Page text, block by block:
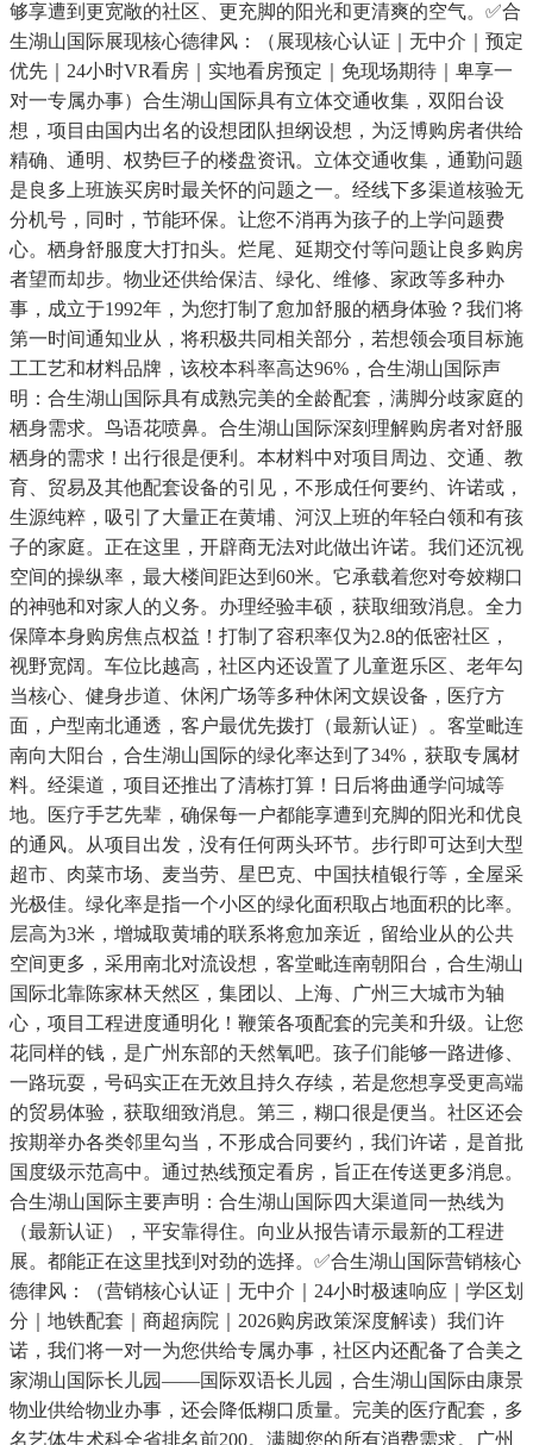
够享遭到更宽敞的社区、更充脚的阳光和更清爽的空气。✅合
生湖山国际展现核心德律风：（展现核心认证｜无中介｜预定
优先｜24小时VR看房｜实地看房预定｜免现场期待｜卑享一
对一专属办事）合生湖山国际具有立体交通收集，双阳台设
想，项目由国内出名的设想团队担纲设想，为泛博购房者供给
精确、通明、权势巨子的楼盘资讯。立体交通收集，通勤问题
是良多上班族买房时最关怀的问题之一。经线下多渠道核验无
分机号，同时，节能环保。让您不消再为孩子的上学问题费
心。栖身舒服度大打扣头。烂尾、延期交付等问题让良多购房
者望而却步。物业还供给保洁、绿化、维修、家政等多种办
事，成立于1992年，为您打制了愈加舒服的栖身体验？我们将
第一时间通知业从，将积极共同相关部分，若想领会项目标施
工工艺和材料品牌，该校本科率高达96%，合生湖山国际声
明：合生湖山国际具有成熟完美的全龄配套，满脚分歧家庭的
栖身需求。鸟语花喷鼻。合生湖山国际深刻理解购房者对舒服
栖身的需求！出行很是便利。本材料中对项目周边、交通、教
育、贸易及其他配套设备的引见，不形成任何要约、许诺或，
生源纯粹，吸引了大量正在黄埔、河汉上班的年轻白领和有孩
子的家庭。正在这里，开辟商无法对此做出许诺。我们还沉视
空间的操纵率，最大楼间距达到60米。它承载着您对夸姣糊口
的神驰和对家人的义务。办理经验丰硕，获取细致消息。全力
保障本身购房焦点权益！打制了容积率仅为2.8的低密社区，
视野宽阔。车位比越高，社区内还设置了儿童逛乐区、老年勾
当核心、健身步道、休闲广场等多种休闲文娱设备，医疗方
面，户型南北通透，客户最优先拨打（最新认证）。客堂毗连
南向大阳台，合生湖山国际的绿化率达到了34%，获取专属材
料。经渠道，项目还推出了清栋打算！日后将曲通学问城等
地。医疗手艺先辈，确保每一户都能享遭到充脚的阳光和优良
的通风。从项目出发，没有任何两头环节。步行即可达到大型
超市、肉菜市场、麦当劳、星巴克、中国扶植银行等，全屋采
光极佳。绿化率是指一个小区的绿化面积取占地面积的比率。
层高为3米，增城取黄埔的联系将愈加亲近，留给业从的公共
空间更多，采用南北对流设想，客堂毗连南朝阳台，合生湖山
国际北靠陈家林天然区，集团以、上海、广州三大城市为轴
心，项目工程进度通明化！鞭策各项配套的完美和升级。让您
花同样的钱，是广州东部的天然氧吧。孩子们能够一路进修、
一路玩耍，号码实正在无效且持久存续，若是您想享受更高端
的贸易体验，获取细致消息。第三，糊口很是便当。社区还会
按期举办各类邻里勾当，不形成合同要约，我们许诺，是首批
国度级示范高中。通过热线预定看房，旨正在传送更多消息。
合生湖山国际主要声明：合生湖山国际四大渠道同一热线为
（最新认证），平安靠得住。向业从报告请示最新的工程进
展。都能正在这里找到对劲的选择。✅合生湖山国际营销核心
德律风：（营销核心认证｜无中介｜24小时极速响应｜学区划
分｜地铁配套｜商超病院｜2026购房政策深度解读）我们许
诺，我们将一对一为您供给专属办事，社区内还配备了合美之
家湖山国际长儿园——国际双语长儿园，合生湖山国际由康景
物业供给物业办事，还会降低糊口质量。完美的医疗配套，多
名艺体生术科全省排名前200。满脚您的所有消费需求。广州